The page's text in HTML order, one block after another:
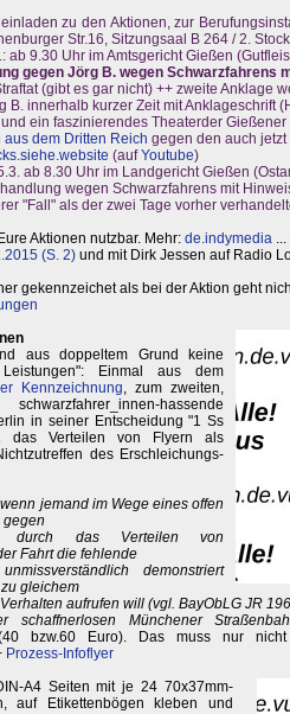
zu den Aktionen, zur
Str.16, Sitzungsaal B 264 / 2.
ab 9.30 Uhr im Amtsgericht Gießen
gegen Jörg B. wegen Schwarzfahrens
(gibt es gar nicht) ++ zweite Anklage
B. innerhalb kurzer Zeit mit Anklageschrift
ein faszinierendes Theaterder
aus dem Dritten Reich gegen den auch
(aufYoutube)
ab 8.30 Uhr im Landgericht Gießen
wegen Schwarzfahrens mit
"Fall" als der zwei Tage vorher
Aktionen nutzbar. Mehr: de.indymedia ...
(S. 2) und mit Dirk Jessen auf Radio
gekennzeichet als bei der Aktion geht
aus doppeltem Grund keine
Einmal aus dem
Kennzeichnung, zum zweiten,
hassende
in seiner Entscheidung "1 Ss
das Verteilen von Flyern als
des Erschleichungs-
jemand im Wege eines offen
gegen
durch das Verteilen von
Fahrt die fehlende
demonstriert
gleichem
aufrufen will (vgl. BayObLG JR
schaffnerlosen Münchener
(40 bzw.60 Euro). Das muss nur
Prozess-Infoflyer
A4 Seiten mit je 24 70x37mm-
auf Etikettenbögen kleben und